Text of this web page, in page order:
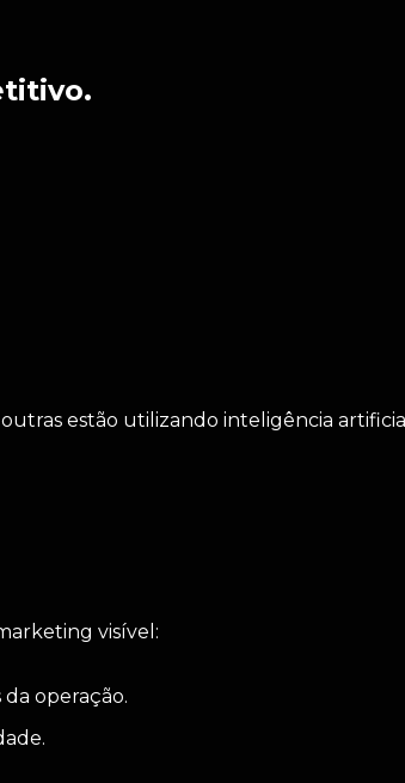
estão utilizando inteligência
visível:
operação.